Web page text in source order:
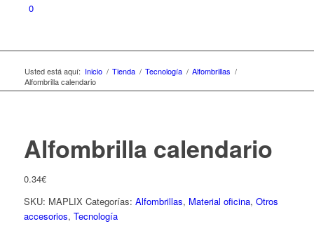
0
Usted está aquí: Inicio / Tienda / Tecnología / Alfombrillas /
Alfombrilla calendario
Alfombrilla calendario
0.34€
SKU: MAPLIX Categorías: Alfombrillas, Material oficina, Otros
accesorios, Tecnología